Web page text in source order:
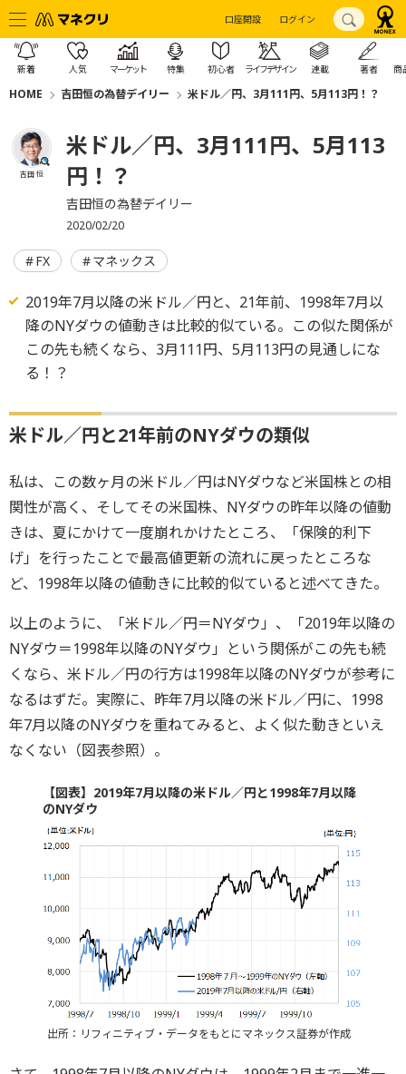
口座開設 ログイン
新着 人気 マーケット 特集 初心者 ライフデザイン 連載 著者 商
HOME 吉田恒の為替デイリー 米ドル／円、3月111円、5月113円！？
吉田 恒
米ドル／円、3月111円、5月113
円！？
吉田恒の為替デイリー
2020/02/20
FX マネックス
2019年7月以降の米ドル／円と、21年前、1998年7月以
降のNYダウの値動きは比較的似ている。この似た関係が
この先も続くなら、3月111円、5月113円の見通しにな
る！？
米ドル／円と21年前のNYダウの類似
私は、この数ヶ月の米ドル／円はNYダウなど米国株との相
関性が高く、そしてその米国株、NYダウの昨年以降の値動
きは、夏にかけて一度崩れかけたところ、「保険的利下
げ」を行ったことで最高値更新の流れに戻ったところな
ど、1998年以降の値動きに比較的似ていると述べてきた。
以上のように、「米ドル／円＝NYダウ」、「2019年以降の
NYダウ＝1998年以降のNYダウ」という関係がこの先も続
くなら、米ドル／円の行方は1998年以降のNYダウが参考に
なるはずだ。実際に、昨年7月以降の米ドル／円に、1998
年7月以降のNYダウを重ねてみると、よく似た動きといえ
なくない（図表参照）。
【図表】2019年7月以降の米ドル／円と1998年7月以降
のNYダウ
出所：リフィニティブ・データをもとにマネックス証券が作成